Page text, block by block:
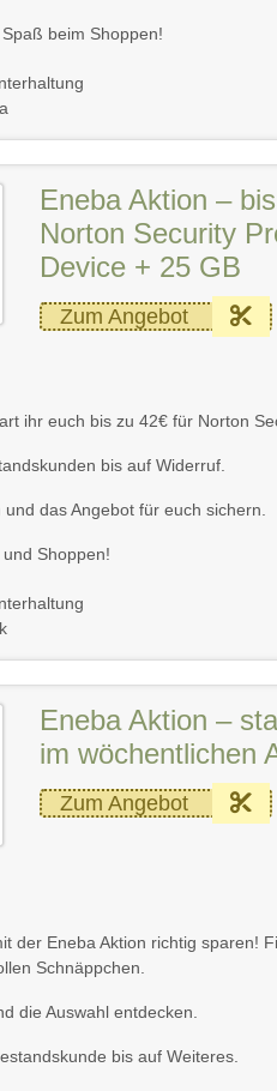
beim Shoppen!
Eneba Aktion –
Norton Security
Device + 25 GB
Zum Angebot
ihr euch bis zu 42€ für Norton
bis auf Widerruf.
das Angebot für euch sichern.
Shoppen!
Eneba Aktion –
im wöchentlichen
Zum Angebot
der Eneba Aktion richtig sparen!
Schnäppchen.
die Auswahl entdecken.
bis auf Weiteres.